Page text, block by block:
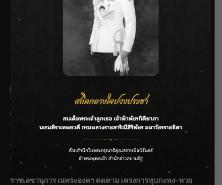
SIAMRATH VARIETY
THE BEST ENTERTAINMENT
Recent Posts
กรมชลฯ รับฟังประชาชน ติดตามแก้ปัญหาโครงการประตู
ระบายน้ำศรีสองรักฯ
‘แมน การิน’ แชร์ความเชื่อชวนคิด! “อยากกินอะไรหลังจาก
ลาโลกนี้ ให้ใส่บาตรสิ่งนั้นไว้ตอนยังมีชีวิต”
ราชเลขานุการในพระองค์ฯ ติดตามโครงการหุบกะพง–ห้วย